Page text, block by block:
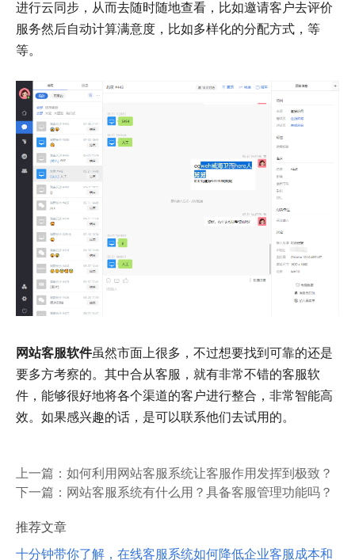
进行云同步，从而去随时随地查看，比如邀请客户去评价
服务然后自动计算满意度，比如多样化的分配方式，等
等。
网站客服软件虽然市面上很多，不过想要找到可靠的还是
要多方考察的。其中合从客服，就有非常不错的客服软
件，能够很好地将各个渠道的客户进行整合，非常智能高
效。如果感兴趣的话，是可以联系他们去试用的。
上一篇： 如何利用网站客服系统让客服作用发挥到极致？
下一篇： 网站客服系统有什么用？具备客服管理功能吗？
推荐文章
十分钟带你了解，在线客服系统如何降低企业客服成本和